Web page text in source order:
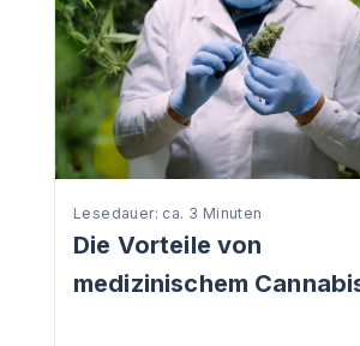
Lesedauer: ca. 3 Minuten
Die Vorteile von
medizinischem